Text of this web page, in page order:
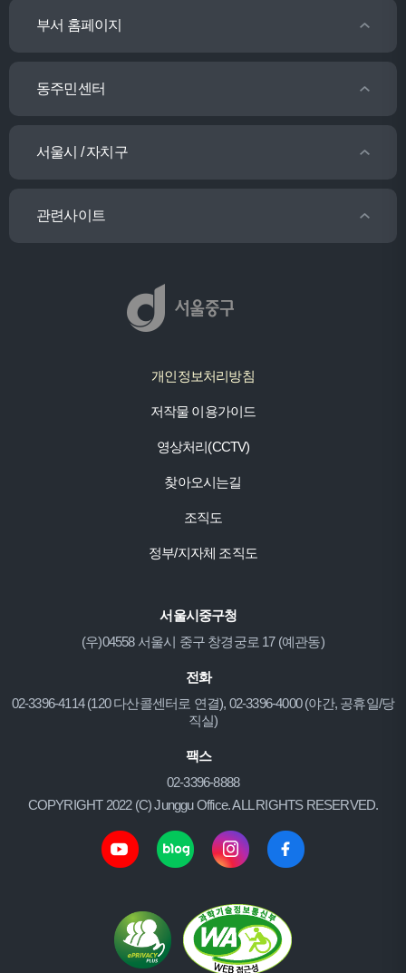
부서 홈페이지
동주민센터
서울시 / 자치구
관련사이트
개인정보처리방침
저작물 이용가이드
영상처리(CCTV)
찾아오시는길
조직도
정부/지자체 조직도
서울시중구청
(우)04558 서울시 중구 창경궁로 17 (예관동)
전화
02-3396-4114 (120 다산콜센터로 연결), 02-3396-4000 (야간, 공휴일/당
직실)
팩스
02-3396-8888
COPYRIGHT 2022 (C) Junggu Office. ALL RIGHTS RESERVED.